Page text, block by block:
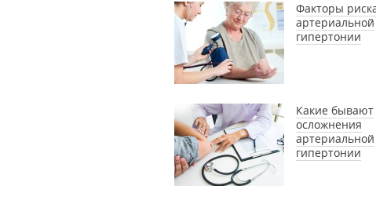
Факторы
артериальной
гипертонии
Какие бывают
осложнения
артериальной
гипертонии